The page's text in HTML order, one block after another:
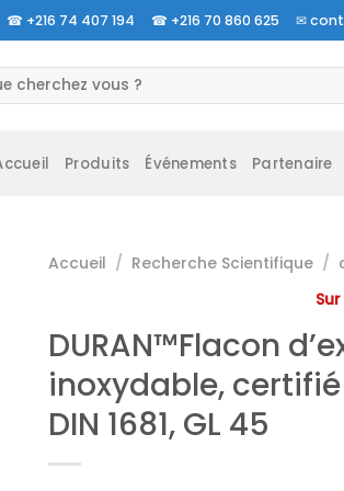
☎ +216 74 407 194 ☎ +216 70 860 625 ✉
Produits Événements Partenaire
Accueil / Recherche Scientifique /
DURAN™Flacon
inoxydable,
DIN 1681, GL 45